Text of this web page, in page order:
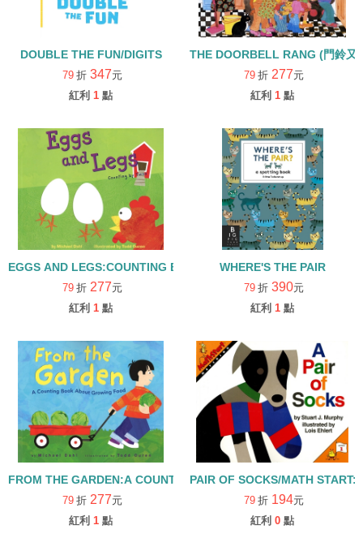
DOUBLE THE FUN/DIGITS
79 折 347元
紅利 1 點
79 折 277元
紅利 1 點
EGGS AND LEGS:COUNTING BY TWO/Phonic-短母音e
79 折 277元
紅利 1 點
WHERE'S THE PAIR
79 折 390元
紅利 1 點
FROM THE GARDEN:A COUNTING BOOK ABOUT GROWING
79 折 277元
紅利 1 點
PAIR OF SOCKS/MATH START:
79 折 194元
紅利 0 點